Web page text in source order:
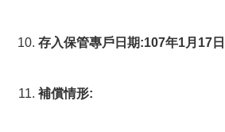
存入保管專戶日期:107年1月17日
補償情形: